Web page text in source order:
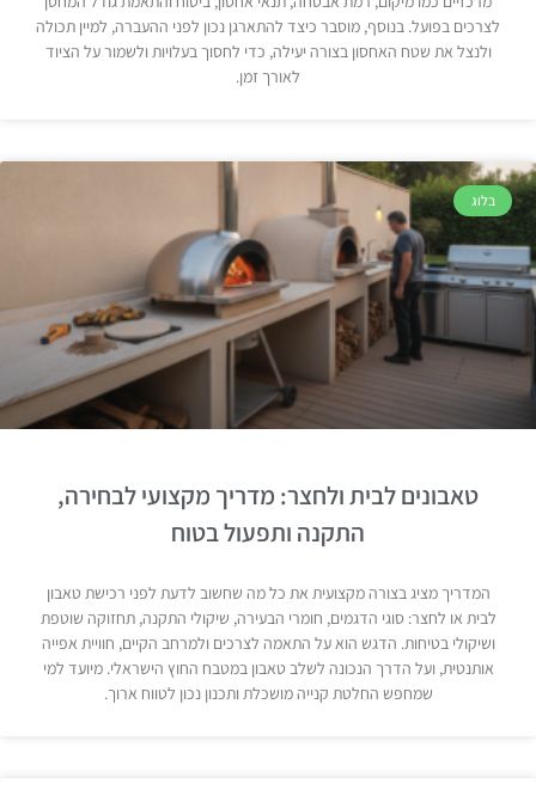
לצרכים בפועל. בנוסף, מוסבר כיצד להתארגן נכון לפני ההעברה, למיין תכולה
ולנצל את שטח האחסון בצורה יעילה, כדי לחסוך בעלויות ולשמור על הציוד
לאורך זמן.
בלוג
טאבונים לבית ולחצר: מדריך מקצועי לבחירה,
התקנה ותפעול בטוח
המדריך מציג בצורה מקצועית את כל מה שחשוב לדעת לפני רכישת טאבון
לבית או לחצר: סוגי הדגמים, חומרי הבעירה, שיקולי התקנה, תחזוקה שוטפת
ושיקולי בטיחות. הדגש הוא על התאמה לצרכים ולמרחב הקיים, חוויית אפייה
אותנטית, ועל הדרך הנכונה לשלב טאבון במטבח החוץ הישראלי. מיועד למי
שמחפש החלטת קנייה מושכלת ותכנון נכון לטווח ארוך.